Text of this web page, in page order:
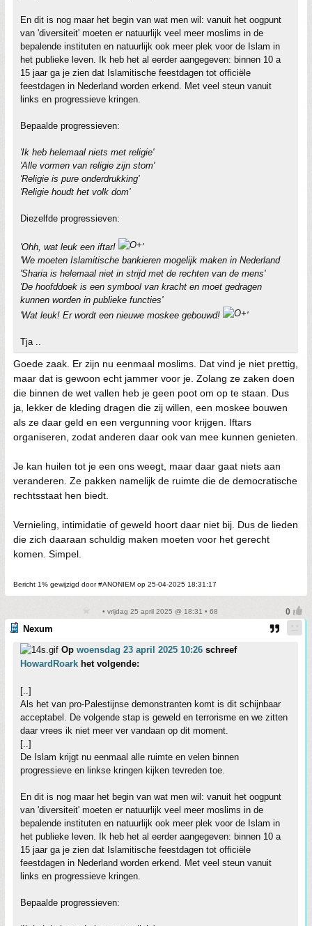
En dit is nog maar het begin van wat men wil: vanuit het oogpunt
van 'diversiteit' moeten er natuurlijk veel meer moslims in de
bepalende instituten en natuurlijk ook meer plek voor de Islam in
het publieke leven. Ik heb het al eerder aangegeven: binnen 10 a
15 jaar ga je zien dat Islamitische feestdagen tot officiële
feestdagen in Nederland worden erkend. Met veel steun vanuit
links en progressieve kringen.
Bepaalde progressieven:
'Ik heb helemaal niets met religie'
'Alle vormen van religie zijn stom'
'Religie is pure onderdrukking'
'Religie houdt het volk dom'
Diezelfde progressieven:
'Ohh, wat leuk een iftar!
'
'We moeten Islamitische bankieren mogelijk maken in Nederland
'Sharia is helemaal niet in strijd met de rechten van de mens'
'De hoofddoek is een symbool van kracht en moet gedragen
kunnen worden in publieke functies'
'Wat leuk! Er wordt een nieuwe moskee gebouwd!
'
Tja ..
Goede zaak. Er zijn nu eenmaal moslims. Dat vind je niet prettig,
maar dat is gewoon echt jammer voor je. Zolang ze zaken doen
die binnen de wet vallen heb je geen poot om op te staan. Dus
ja, lekker de kleding dragen die zij willen, een moskee bouwen
als ze daar geld en een vergunning voor krijgen. Iftars
organiseren, zodat anderen daar ook van mee kunnen genieten.
Je kan huilen tot je een ons weegt, maar daar gaat niets aan
veranderen. Ze pakken namelijk de ruimte die de democratische
rechtsstaat hen biedt.
Vernieling, intimidatie of geweld hoort daar niet bij. Dus de lieden
die zich daaraan schuldig maken moeten voor het gerecht
komen. Simpel.
Bericht 1% gewijzigd door #ANONIEM op 25-04-2025 18:31:17
• vrijdag 25 april 2025 @ 18:31 • 68
Nexum
Op woensdag 23 april 2025 10:26 schreef
HowardRoark het volgende:
[..]
Als het van pro-Palestijnse demonstranten komt is dit schijnbaar
acceptabel. De volgende stap is geweld en terrorisme en we zitten
daar vrees ik niet meer ver vandaan op dit moment.
[..]
De Islam krijgt nu eenmaal alle ruimte en velen binnen
progressieve en linkse kringen kijken tevreden toe.
En dit is nog maar het begin van wat men wil: vanuit het oogpunt
van 'diversiteit' moeten er natuurlijk veel meer moslims in de
bepalende instituten en natuurlijk ook meer plek voor de Islam in
het publieke leven. Ik heb het al eerder aangegeven: binnen 10 a
15 jaar ga je zien dat Islamitische feestdagen tot officiële
feestdagen in Nederland worden erkend. Met veel steun vanuit
links en progressieve kringen.
Bepaalde progressieven: